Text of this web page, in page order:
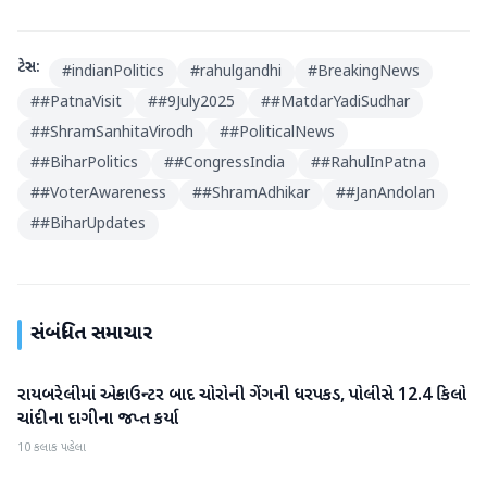
ટેગ્સ: #indianPolitics #rahulgandhi #BreakingNews
##PatnaVisit ##9July2025 ##MatdarYadiSudhar
##ShramSanhitaVirodh ##PoliticalNews
##BiharPolitics ##CongressIndia ##RahulInPatna
##VoterAwareness ##ShramAdhikar ##JanAndolan
##BiharUpdates
સંબંધિત સમાચાર
રાષ્ટ્રીય
રાયબરેલીમાં એન્કાઉન્ટર બાદ ચોરોની ગેંગની ધરપકડ, પોલીસે 12.4 કિલો
ચાંદીના દાગીના જપ્ત કર્યા
10 કલાક પહેલા